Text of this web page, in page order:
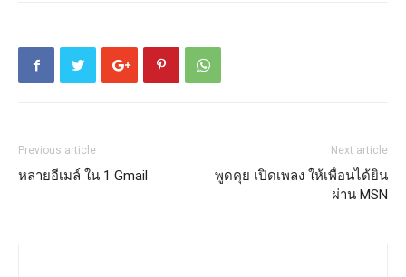
Previous article
หลายอีเมล์ ใน 1 Gmail
Next article
พูดคุย เปิดเพลง ให้เพื่อนได้ยิน
ผ่าน MSN